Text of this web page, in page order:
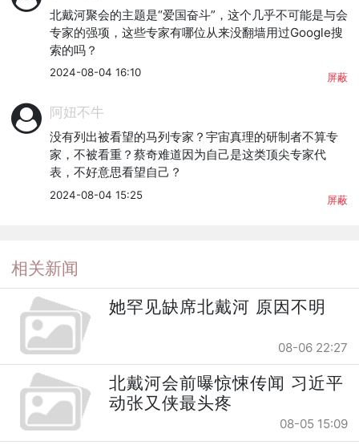
北戴河聚会的主题是“爱国奋斗”，这个几乎不可能是与会
专家的强项，这些专家有哪位从来没翻墙用过Google搜
索的吗？
2024-08-04 16:10 屏蔽
阿妞不牛
没有列出被看望的马列专家？宇宙真理的研制者不算专
家，不被看重？蔡奇难道因为自己是这类顶尖专家代
表，不好意思看望自己？
2024-08-04 15:25 屏蔽
相关新闻
她罕见缺席北戴河 原因不明
08-06 22:27
北戴河会前曝惊悚传闻 习近平
动张又侠最头疼
08-05 15:09